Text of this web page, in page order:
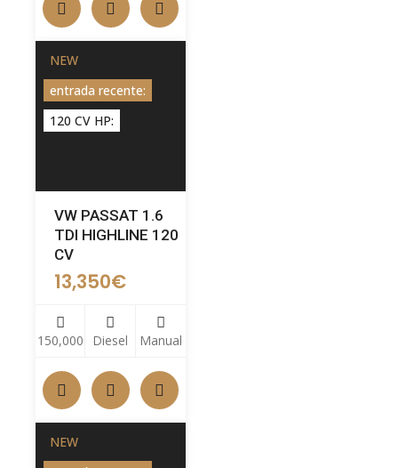
NEW
entrada recente:
120 CV HP:
VW PASSAT 1.6
TDI HIGHLINE 120
CV
13,350€
150,000 Diesel Manual
NEW